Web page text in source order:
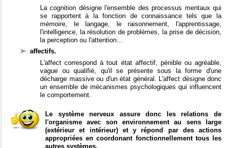
La cognition désigne l'ensemble des processus mentaux qui
se rapportent à la fonction de connaissance tels que la
mémoire, le langage, le raisonnement, l'apprentissage,
l'intelligence, la résolution de problèmes, la prise de décision,
la perception ou l'attention…
affectifs.
L'affect correspond à tout état affectif, pénible ou agréable,
vague ou qualifié, qu'il se présente sous la forme d'une
décharge massive ou d'un état général. L'affect désigne donc
un ensemble de mécanismes psychologiques qui influencent
le comportement.
Le système nerveux assure donc les relations de
l'organisme avec son environnement au sens large
(extérieur et intérieur) et y répond par des actions
appropriées en coordonant fonctionnellement tous les
autres systèmes.